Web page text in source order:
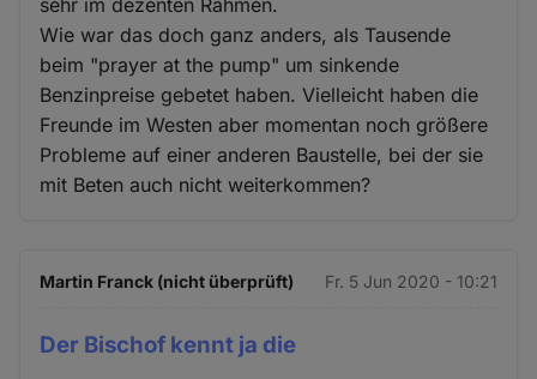
sehr im dezenten Rahmen.
Wie war das doch ganz anders, als Tausende
beim "prayer at the pump" um sinkende
Benzinpreise gebetet haben. Vielleicht haben die
Freunde im Westen aber momentan noch größere
Probleme auf einer anderen Baustelle, bei der sie
mit Beten auch nicht weiterkommen?
Martin Franck (nicht überprüft) Fr. 5 Jun 2020 - 10:21
Der Bischof kennt ja die